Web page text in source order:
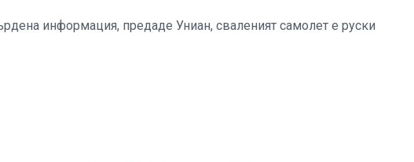
информация, предаде Униан, сваленият самолет е руски